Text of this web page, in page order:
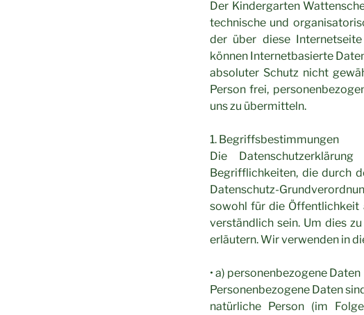
Der Kindergarten
technische und
der über diese
können Internetbasierte
absoluter Schutz nicht
Person frei,
uns zu übermitteln.
1. Begriffsbestimmungen
Die
Begrifflichkeiten, die durch
Datenschutz-
sowohl für die Öffentlichkeit
verständlich sein. Um dies
erläutern. Wir verwenden in
• a) personenbezogene Daten
Personenbezogene Daten
natürliche Person (im